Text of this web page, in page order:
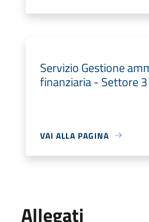
Servizio Gestione
finanziaria - Settore 3
VAI ALLA PAGINA
Allegati